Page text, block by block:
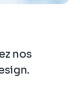
nos